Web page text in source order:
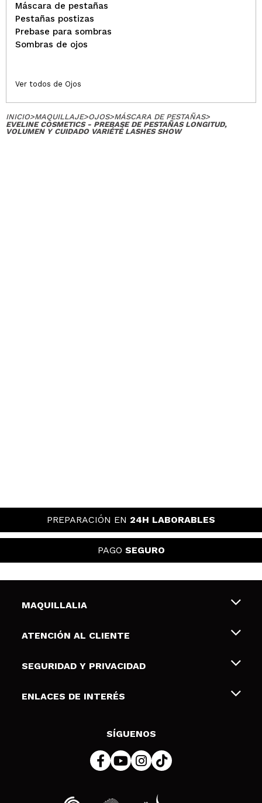
Máscara de pestañas
Pestañas postizas
Prebase para sombras
Sombras de ojos
Ver todos de Ojos
INICIO>MAQUILLAJE>OJOS>MÁSCARA DE PESTAÑAS>
EVELINE COSMETICS - PREBASE DE PESTAÑAS LONGITUD,
VOLUMEN Y CUIDADO VARIÉTÉ LASHES SHOW
PREPARACIÓN EN 24H LABORABLES
PAGO SEGURO
MAQUILLALIA
Sobre nosotros
Tarjetas de Regalo
ATENCIÓN AL CLIENTE
Envíos y devoluciones
Formas de pago
SEGURIDAD Y PRIVACIDAD
Terminos y condiciones de uso
Política de cookies
ENLACES DE INTERÉS
SÍGUENOS